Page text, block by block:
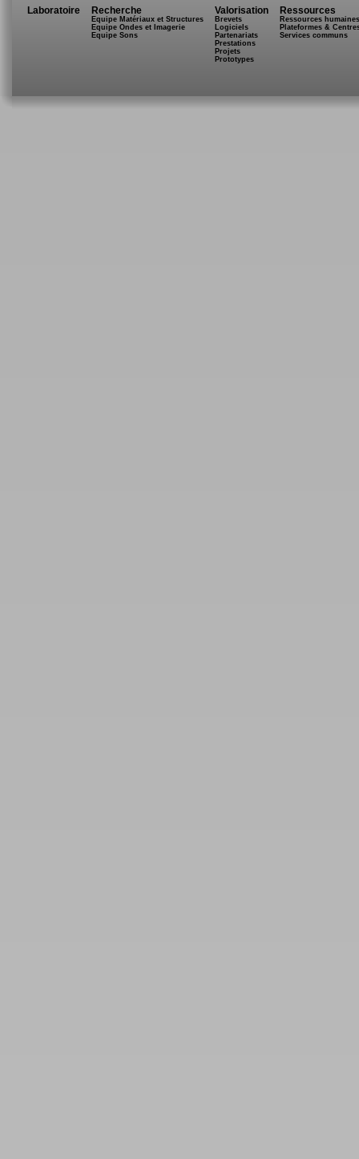
Laboratoire Recherche
Equipe Matériaux et Structures
Equipe Ondes et Imagerie
Equipe Sons
Valorisation
Brevets
Logiciels
Partenariats
Prestations
Projets
Prototypes
Ressources
Ressources humaines
Plateformes &
Services communs